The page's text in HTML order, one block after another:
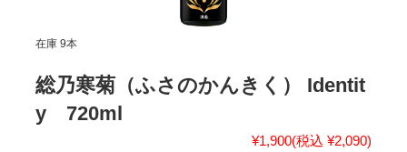
在庫 9本
総乃寒菊（ふさのかんきく） Identit
y 720ml
¥1,900(税込 ¥2,090)